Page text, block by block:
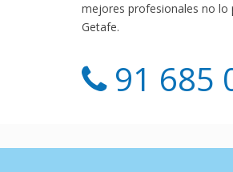
mejores profesionales no lo
Getafe.
91 685